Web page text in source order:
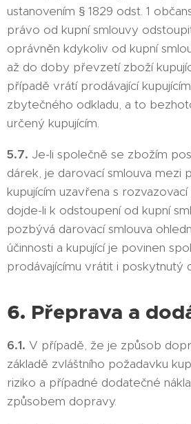
ustanovením § 1829 odst. 1
právo od kupní smlouvy
oprávněn kdykoliv od kupní
až do doby převzetí zboží
případě vrátí prodávající
zbytečného odkladu, a to
určený kupujícím.
5.7. Je-li společně se zbožím
dárek, je darovací smlouva mezi
kupujícím uzavřena s
dojde-li k odstoupení od kupní
pozbývá darovací smlouva
účinnosti a kupující je povinen
prodávajícímu vrátit i poskytnutý
6. Přeprava a
6.1. V případě, že je způsob
základě zvláštního požadavku
riziko a případné dodatečné
způsobem dopravy.